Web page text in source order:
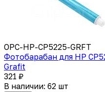
OPC-HP-CP5225-GRFT
Фотобарабан для HP
Grafit
321 ₽
В наличии: 62 шт